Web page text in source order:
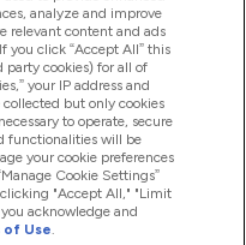
analyze and improve
relevant content and ads
you click “Accept All” this
cookies) for all of
your IP address and
but only cookies
to operate, secure
functionalities will be
your cookie preferences
Cookie Settings”
"Accept All," "Limit
acknowledge and
of Use.